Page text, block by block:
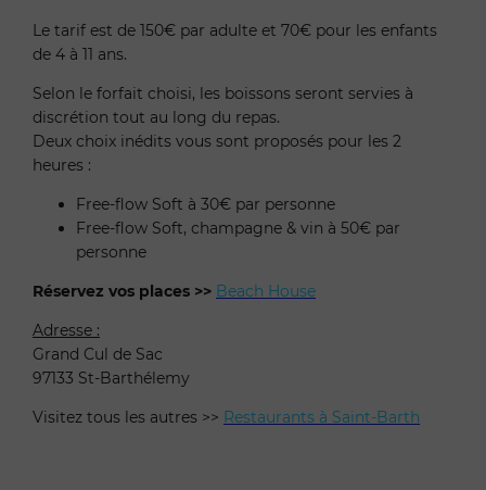
Le tarif est de 150€ par adulte et 70€ pour les enfants
de 4 à 11 ans.
Selon le forfait choisi, les boissons seront servies à
discrétion tout au long du repas.
Deux choix inédits vous sont proposés pour les 2
heures :
Free-flow Soft à 30€ par personne
Free-flow Soft, champagne & vin à 50€ par
personne
Réservez vos places >> Beach House
Adresse :
Grand Cul de Sac
97133 St-Barthélemy
Visitez tous les autres >> Restaurants à Saint-Barth